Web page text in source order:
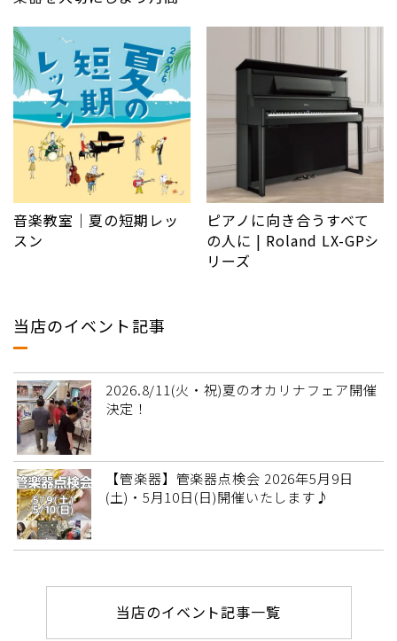
音楽教室｜夏の短期レッ
スン
ピアノに向き合うすべて
の人に | Roland LX-GPシ
リーズ
当店のイベント記事
2026.8/11(火・祝)夏のオカリナフェア開催
決定！
【管楽器】管楽器点検会 2026年5月9日
(土)・5月10日(日)開催いたします♪
当店のイベント記事一覧